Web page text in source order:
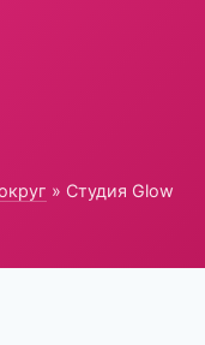
» Студия Glow